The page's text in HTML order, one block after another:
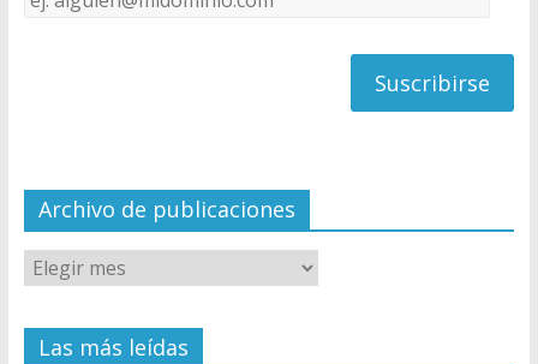
C
el
de
Archivo de publicaciones
Las más leídas